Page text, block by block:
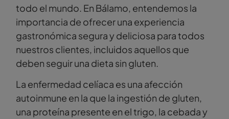
todo el mundo. En Bálamo, entendemos la
importancia de ofrecer una experiencia
gastronómica segura y deliciosa para todos
nuestros clientes, incluidos aquellos que
deben seguir una dieta sin gluten.
La enfermedad celíaca es una afección
autoinmune en la que la ingestión de gluten,
una proteína presente en el trigo, la cebada y